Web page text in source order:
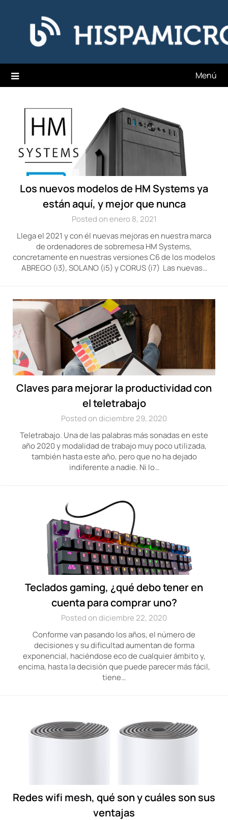
contenido
Hispamicro Blog
Menú
Los nuevos modelos de HM Systems ya
están aquí, y mejor que nunca
Posted on enero 8, 2021
Llega el 2021 y con él nuevas mejoras en nuestra marca
de ordenadores de sobremesa HM Systems,
concretamente en nuestras versiones C6 de los modelos
ABREGO (i3), SOLANO (i5) y CORUS (i7) Las nuevas…
Claves para mejorar la productividad con
el teletrabajo
Posted on diciembre 29, 2020
Teletrabajo. Una de las palabras más sonadas en este
año 2020 y modalidad de trabajo muy poco utilizada,
también hasta este año, pero que no ha dejado
indiferente a nadie. Ni lo…
Teclados gaming, ¿qué debo tener en
cuenta para comprar uno?
Posted on diciembre 22, 2020
Conforme van pasando los años, el número de
decisiones y su dificultad aumentan de forma
exponencial, haciéndose eco de cualquier ámbito y,
encima, hasta la decisión que puede parecer más fácil,
tiene…
Redes wifi mesh, qué son y cuáles son sus
ventajas